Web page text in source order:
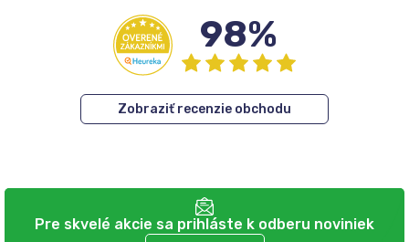
98%
Zobraziť recenzie obchodu
Pre skvelé akcie sa prihláste k odberu noviniek